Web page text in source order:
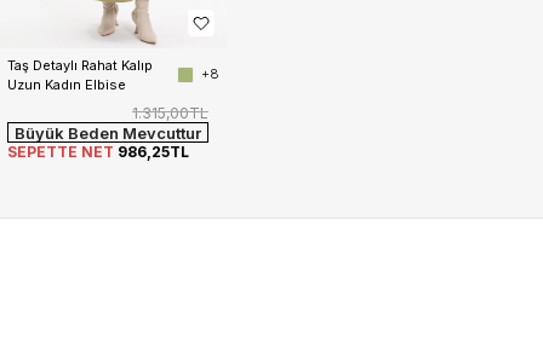
Taş Detaylı Rahat Kalıp
Uzun Kadın Elbise
+8
1.315,00TL
Büyük Beden Mevcuttur
SEPETTE NET 986,25TL